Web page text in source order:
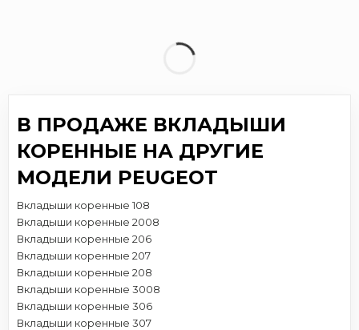
В ПРОДАЖЕ ВКЛАДЫШИ
КОРЕННЫЕ НА ДРУГИЕ
МОДЕЛИ PEUGEOT
Вкладыши коренные 108
Вкладыши коренные 2008
Вкладыши коренные 206
Вкладыши коренные 207
Вкладыши коренные 208
Вкладыши коренные 3008
Вкладыши коренные 306
Вкладыши коренные 307